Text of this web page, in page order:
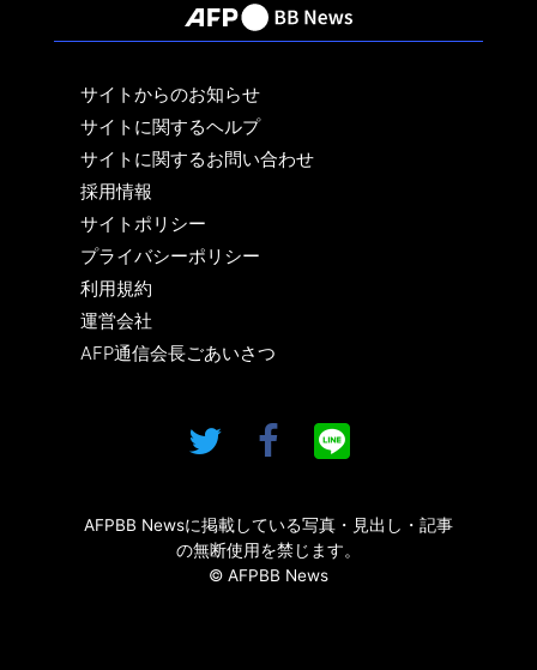
サイトからのお知らせ
サイトに関するヘルプ
サイトに関するお問い合わせ
採用情報
サイトポリシー
プライバシーポリシー
利用規約
運営会社
AFP通信会長ごあいさつ
AFPBB Newsに掲載している写真・見出し・記事
の無断使用を禁じます。
© AFPBB News